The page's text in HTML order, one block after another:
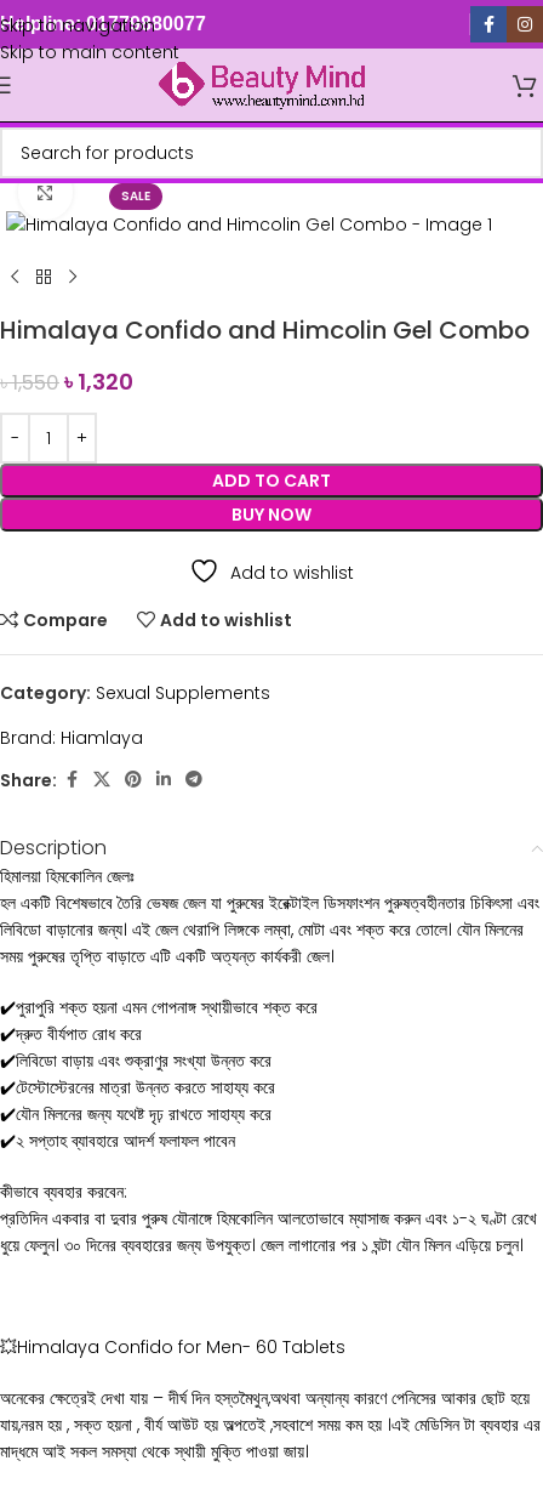
Skip to navigation
Skip to main content
Helpline: 01779880077
SALE
Click to enlarge
Himalaya Confido and Himcolin Gel Combo
৳1,550৳1,320
ADD TO CART
BUY NOW
Add to wishlist
Compare
Add to wishlist
Category: Sexual Supplements
Brand: Hiamlaya
Share:
Description
হিমালয়া হিমকোলিন জেলঃ
হল একটি বিশেষভাবে তৈরি ভেষজ জেল যা পুরুষের ইরেক্টাইল ডিসফাংশন পুরুষত্বহীনতার চিকিৎসা এবং
লিবিডো বাড়ানোর জন্য। এই জেল থেরাপি লিঙ্গকে লম্বা, মোটা এবং শক্ত করে তোলে। যৌন মিলনের
সময় পুরুষের তৃপ্তি বাড়াতে এটি একটি অত্যন্ত কার্যকরী জেল।
✔️পুরাপুরি শক্ত হয়না এমন গোপনাঙ্গ স্থায়ীভাবে শক্ত করে
✔️দ্রুত বীর্যপাত রোধ করে
✔️লিবিডো বাড়ায় এবং শুক্রাণুর সংখ্যা উন্নত করে
✔️টেস্টোস্টেরনের মাত্রা উন্নত করতে সাহায্য করে
✔️যৌন মিলনের জন্য যথেষ্ট দৃঢ় রাখতে সাহায্য করে
✔️২ সপ্তাহ ব্যাবহারে আদর্শ ফলাফল পাবেন
কীভাবে ব্যবহার করবেন:
প্রতিদিন একবার বা দুবার পুরুষ যৌনাঙ্গে হিমকোলিন আলতোভাবে ম্যাসাজ করুন এবং ১-২ ঘণ্টা রেখে
ধুয়ে ফেলুন। ৩০ দিনের ব্যবহারের জন্য উপযুক্ত। জেল লাগানোর পর ১ ঘন্টা যৌন মিলন এড়িয়ে চলুন।
💥Himalaya Confido for Men- 60 Tablets
অনেকের ক্ষেত্রেই দেখা যায় – দীর্ঘ দিন হস্তমৈথুন,অথবা অন্যান্য কারণে পেনিসের আকার ছোট হয়ে
যায়,নরম হয় , সক্ত হয়না , বীর্য আউট হয় অল্পতেই ,সহবাশে সময় কম হয় ।এই মেডিসিন টা ব্যবহার এর
মাদ্ধমে আই সকল সমস্যা থেকে স্থায়ী মুক্তি পাওয়া জায়।